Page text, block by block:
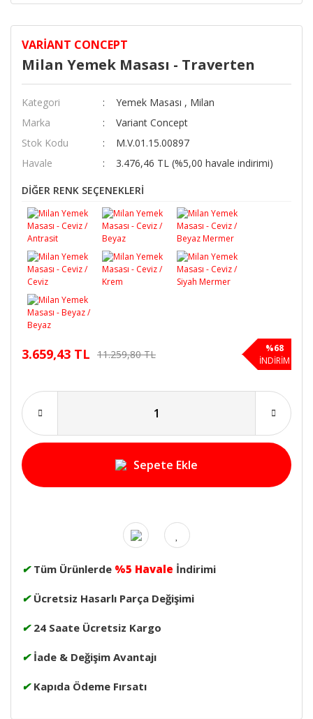
VARIANT CONCEPT
Milan Yemek Masası - Traverten
Kategori Yemek Masası , Milan
Marka
Variant Concept
Stok Kodu
M.V.01.15.00897
Havale
3.476,46 TL (%5,00 havale indirimi)
DİĞER RENK SEÇENEKLERİ
3.659,43 TL 11.259,80 TL
%68
İNDİRİM
Sepete Ekle
✔ Tüm Ürünlerde %5 Havale İndirimi
✔ Ücretsiz Hasarlı Parça Değişimi
✔ 24 Saate Ücretsiz Kargo
✔ İade & Değişim Avantajı
✔ Kapıda Ödeme Fırsatı